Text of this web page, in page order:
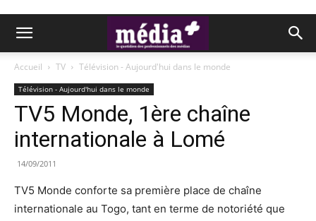
Accueil TV Télévision - Aujourd'hui dans le monde
Télévision - Aujourd'hui dans le monde
TV5 Monde, 1ère chaîne
internationale à Lomé
14/09/2011
TV5 Monde conforte sa première place de chaîne
internationale au Togo, tant en terme de notoriété que